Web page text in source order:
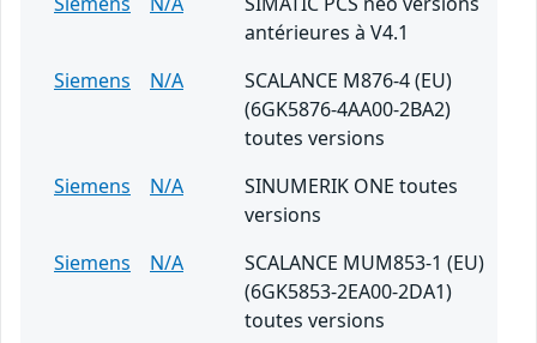
antérieures à V4.1
Siemens
N/A
SCALANCE M876-4 (EU)
(6GK5876-4AA00-2BA2)
toutes versions
Siemens
N/A
SINUMERIK ONE toutes
versions
Siemens
N/A
SCALANCE MUM853-1 (EU)
(6GK5853-2EA00-2DA1)
toutes versions